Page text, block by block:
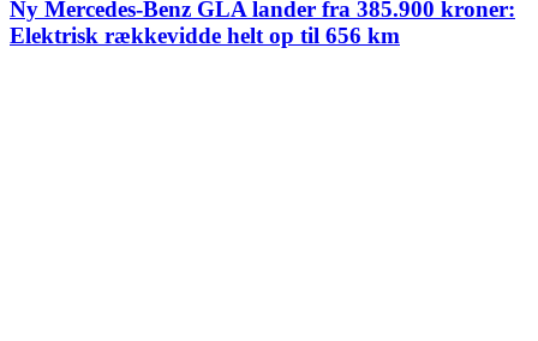
Ny Mercedes-Benz GLA lander fra 385.900 kroner:
Elektrisk rækkevidde helt op til 656 km